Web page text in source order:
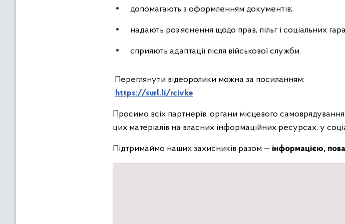
допомагають з оформленням документів;
надають роз’яснення щодо прав, пільг і соціальних
сприяють адаптації після військової служби.
Переглянути відеоролики можна за посиланням:
https://surl.li/rcivke
Просимо всіх партнерів, органи місцевого самоврядування,
цих матеріалів на власних інформаційних ресурсах, у
Підтримаймо наших захисників разом — інформацією,